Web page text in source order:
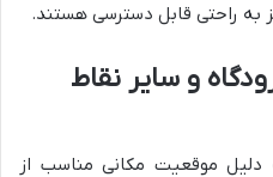
به راحتی قابل دسترسی هستند.
و سایر نقاط
موقعیت مکانی مناسب از